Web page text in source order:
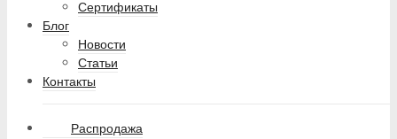
Сертификаты
Блог
Новости
Статьи
Контакты
Распродажа